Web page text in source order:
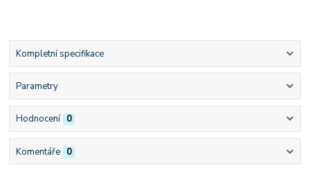
Kompletní specifikace
Parametry
Hodnocení 0
Komentáře 0